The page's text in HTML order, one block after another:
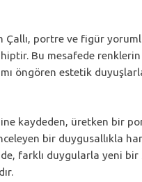
Çallı, portre ve figür
Bu mesafede
öngören estetik
kaydeden, üretken bir
bir duygusallıkla
farklı duygularla yeni